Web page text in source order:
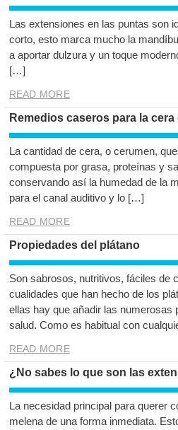
Las extensiones en las puntas son
corto, esto marca mucho la
a aportar dulzura y un toque
[…]
READ MORE
Remedios caseros para la
La cantidad de cera, o cerumen,
compuesta por grasa, proteínas y
conservando así la humedad de la
para el canal auditivo y lo […]
READ MORE
Propiedades del plátano
Son sabrosos, nutritivos, fáciles de
cualidades que han hecho de los
ellas hay que añadir las
salud. Como es habitual con
READ MORE
¿No sabes lo que son las
La necesidad principal para querer
melena de una forma inmediata.